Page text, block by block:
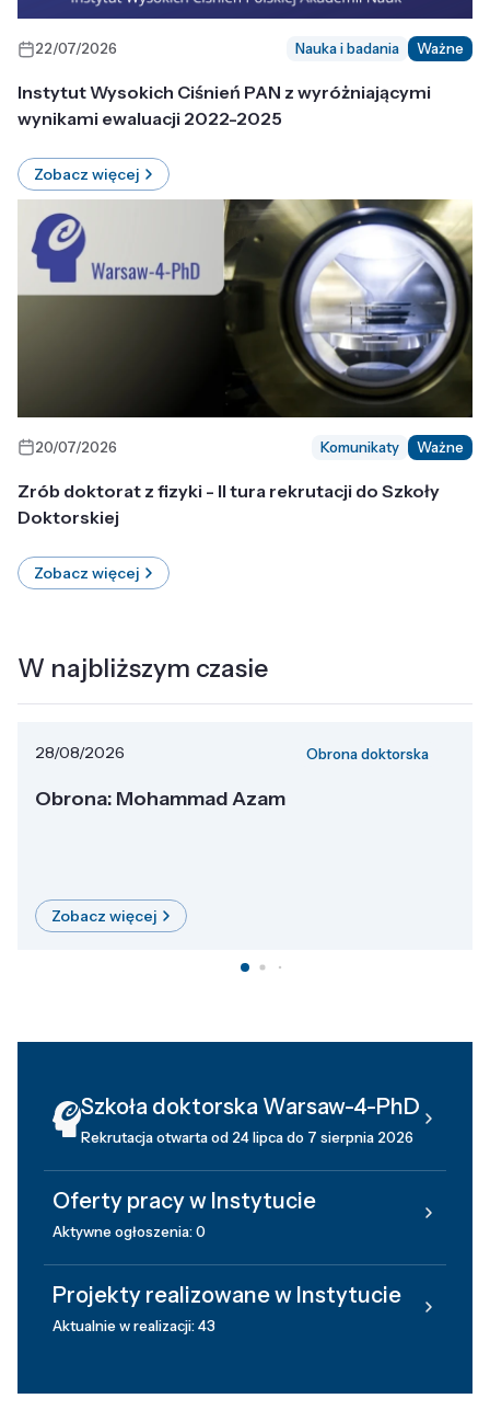
22/07/2026 Nauka i badania Ważne
Instytut Wysokich Ciśnień PAN z wyróżniającymi
wynikami ewaluacji 2022-2025
Zobacz więcej
20/07/2026 Komunikaty Ważne
Zrób doktorat z fizyki - II tura rekrutacji do Szkoły
Doktorskiej
Zobacz więcej
W najbliższym czasie
28/08/2026 Obrona doktorska
Obrona: Mohammad Azam
Zobacz więcej
Szkoła doktorska Warsaw-4-PhD
Rekrutacja otwarta od 24 lipca do 7 sierpnia 2026
Oferty pracy w Instytucie
Aktywne ogłoszenia: 0
Projekty realizowane w Instytucie
Aktualnie w realizacji: 43